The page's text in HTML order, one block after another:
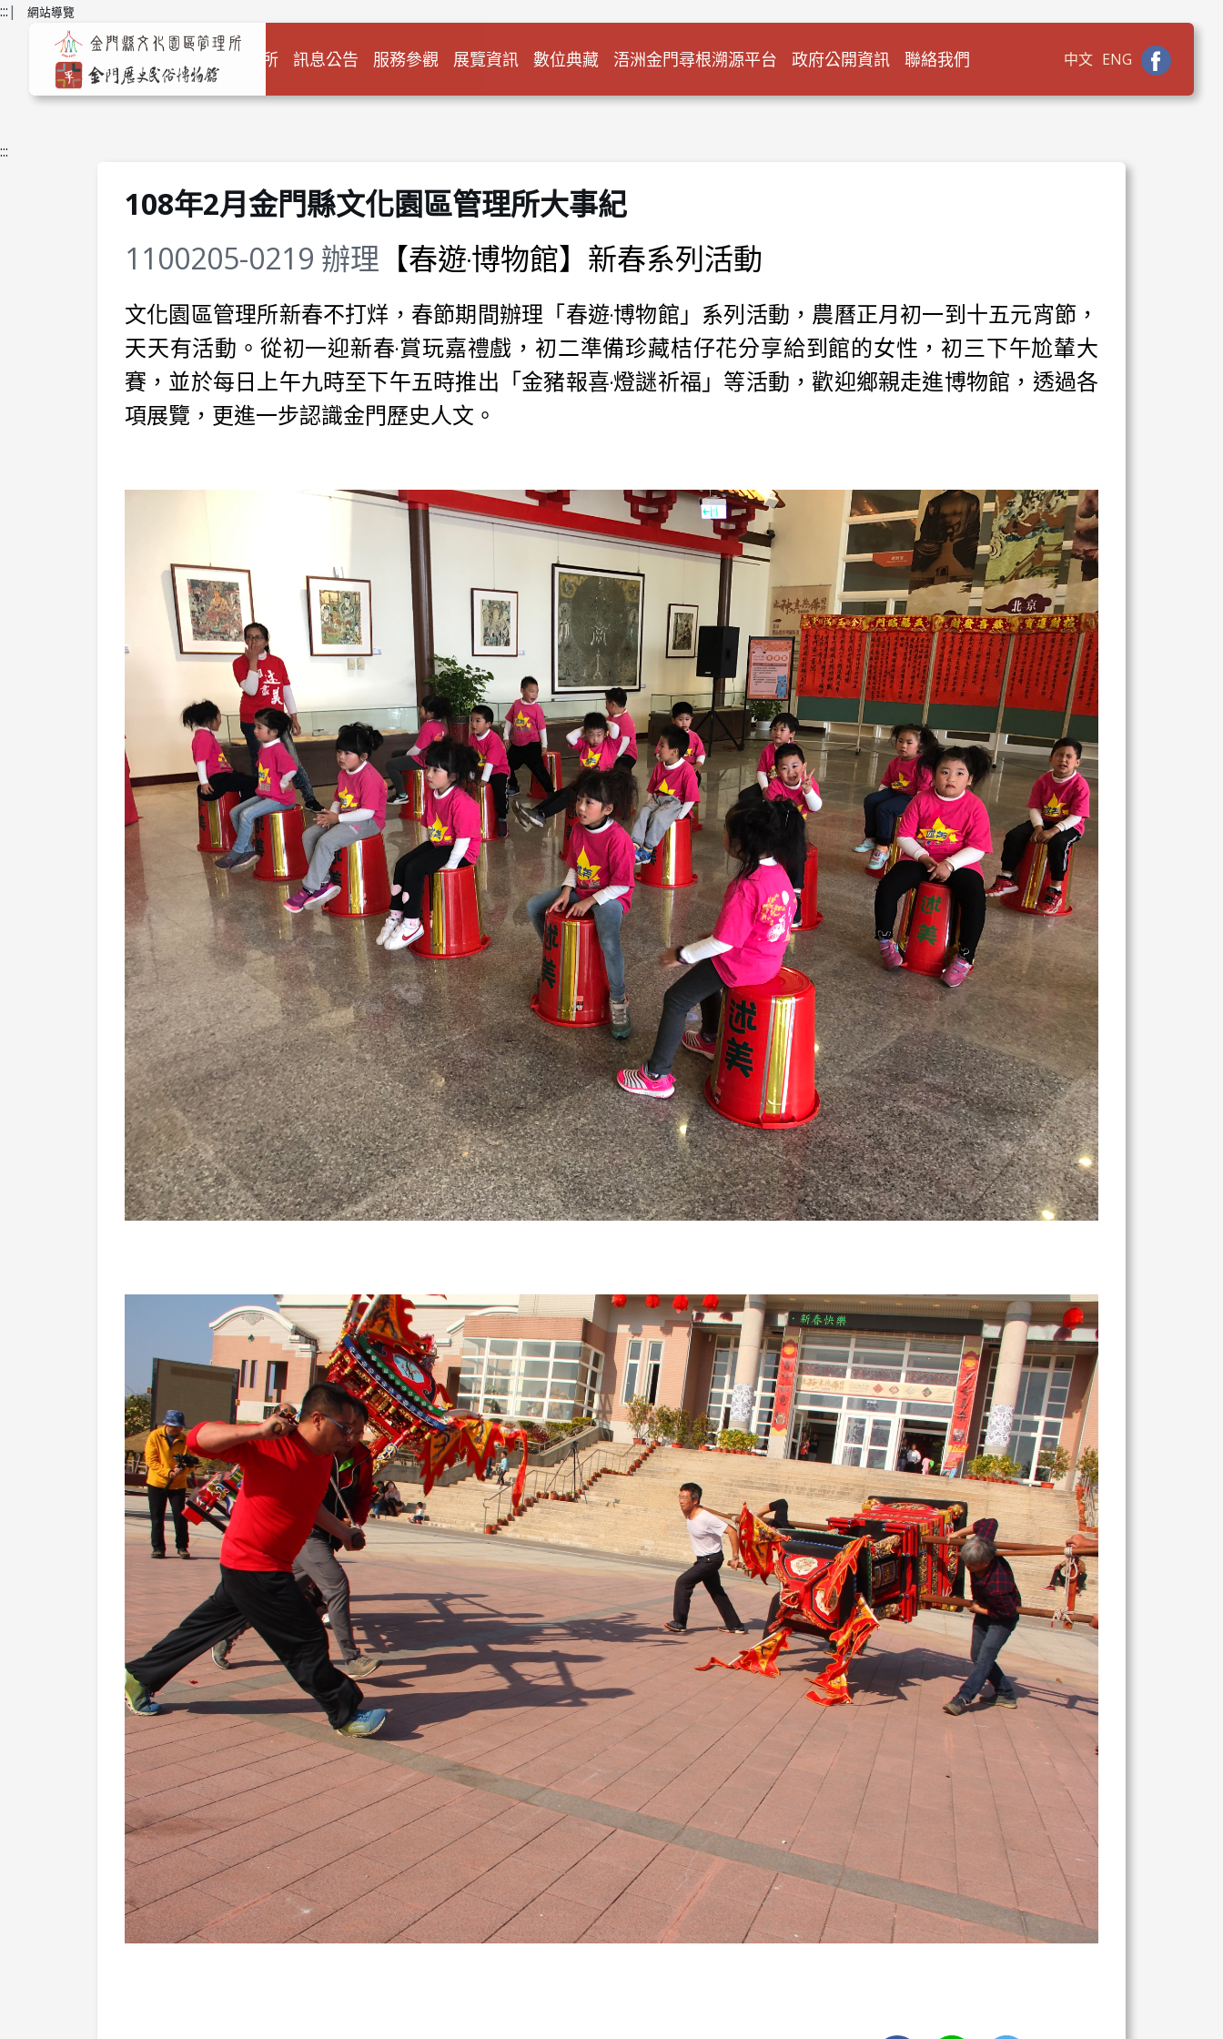
跳到主要內容
:::| 網站導覽
關於本所 訊息公告 服務參觀 展覽資訊 數位典藏 浯洲金門尋根溯源平台 政府公開資訊 聯絡我們 中文 ENG
:::
108年2月金門縣文化園區管理所大事紀
1100205-0219 辦理 【春遊‧博物館】新春系列活動
文化園區管理所新春不打烊，春節期間辦理「春遊‧博物館」系列活動，農曆正月初一到十五元宵節，
天天有活動。從初一迎新春‧賞玩嘉禮戲，初二準備珍藏桔仔花分享給到館的女性，初三下午尬輦大
賽，並於每日上午九時至下午五時推出「金豬報喜‧燈謎祈福」等活動，歡迎鄉親走進博物館，透過各
項展覽，更進一步認識金門歷史人文。